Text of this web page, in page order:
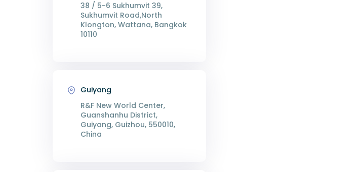
38 / 5-6 Sukhumvit 39,
Sukhumvit Road,North
Klongton, Wattana, Bangkok
10110
Guiyang
R&F New World Center,
Guanshanhu District,
Guiyang, Guizhou, 550010,
China